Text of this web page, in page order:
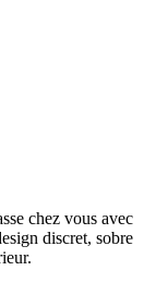
chez vous avec
discret, sobre